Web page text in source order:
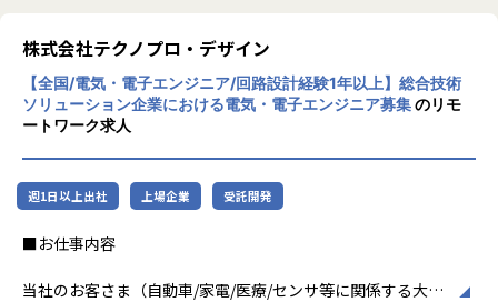
このフェーズで最も重要となるのは、「仮説と探索をいかに
素早く繰り返せるか」です。
机上の空論やドキュメント通りの開発ではなく、実際に動く
ものをスピード感を持って作り、
検証の結果、価値が証明された仕組みは、将来的に新たなサ
ます。
います。社員一人ひとりが主体的に行動し、
新しいアイデアを積極的に提案する文化が根
付いています。また、チームワークを大切に
し、互いにサポートし合う環境が整っていま
す。
【★働き方/リモートワーク】
柔軟な働き方を推奨しており、リモートワー
クも積極的に取り入れております。
株式会社テクノプロ・デザイン
【全国/電気・電子エンジニア/回路設計経験1年以上】総合技術
ソリューション企業における電気・電子エンジニア募集のリモ
ートワーク求人
週1日以上出社 上場企業 受託開発
■お仕事内容
当社のお客さま（自動車/家電/医療/センサ等に関係する大手